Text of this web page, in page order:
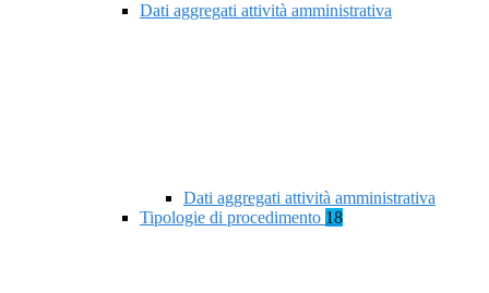
Dati aggregati attività amministrativa
Dati aggregati attività amministrativa
Tipologie di procedimento 18